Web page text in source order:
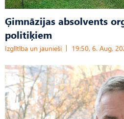
Ģimnāzijas absolvents
politiķiem
Izglītība un jaunieši 19:50, 6. Aug,